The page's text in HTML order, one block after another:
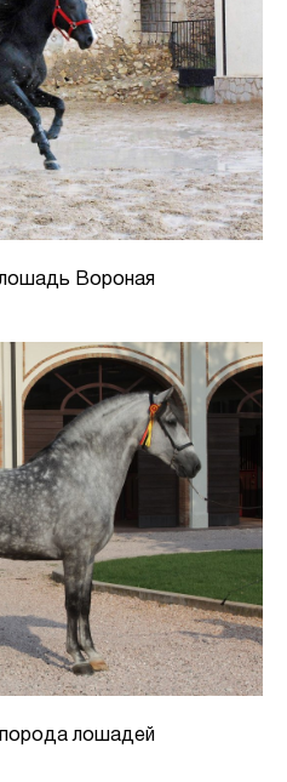
Вороная
лошадей